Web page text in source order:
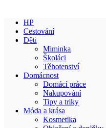
HP
Cestování
Děti
Miminka
Školáci
Těhotenství
Domácnost
Domácí práce
Nakupování
Tipy a triky
Móda a krása
Kosmetika